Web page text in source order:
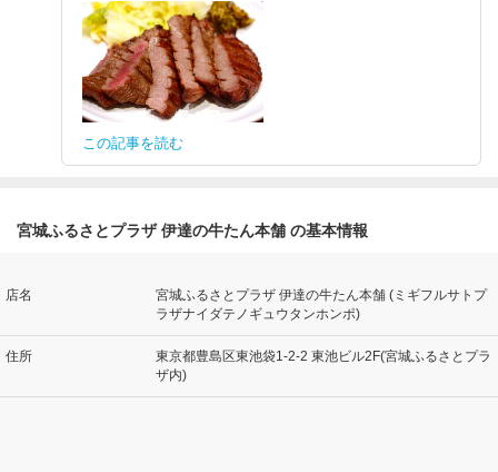
この記事を読む
宮城ふるさとプラザ 伊達の牛たん本舗 の基本情報
店名
宮城ふるさとプラザ 伊達の牛たん本舗 (ミギフルサトプ
ラザナイダテノギュウタンホンポ)
住所
東京都豊島区東池袋1-2-2 東池ビル2F(宮城ふるさとプラ
ザ内)